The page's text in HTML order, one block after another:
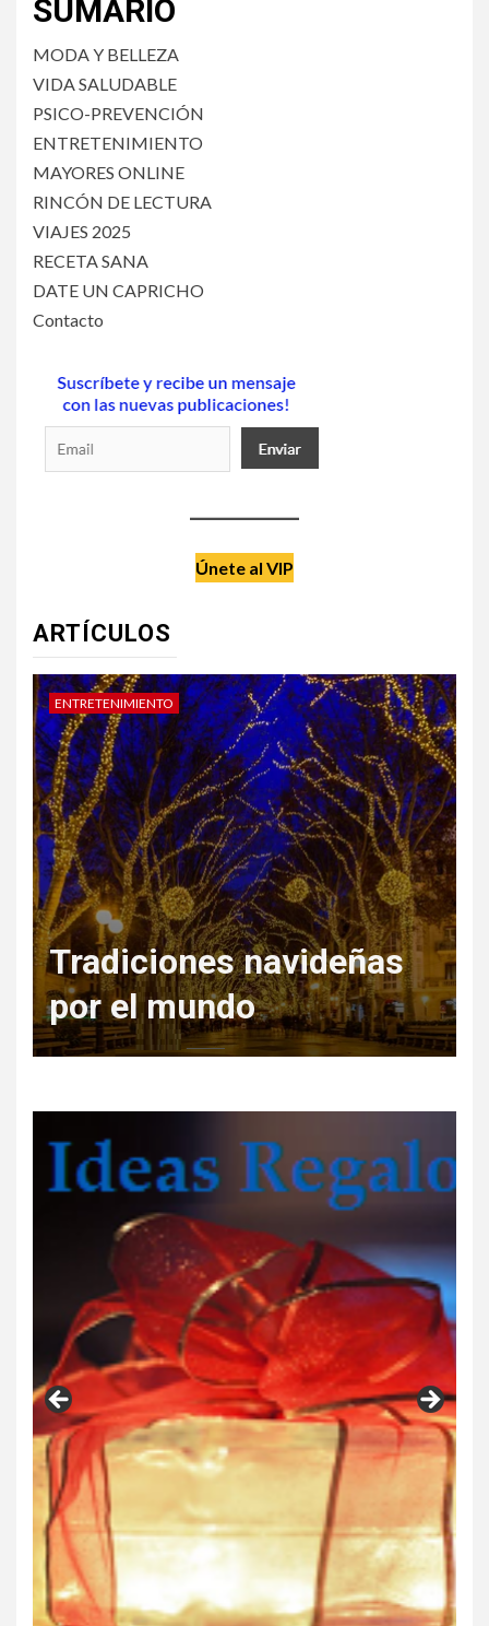
SUMARIO
MODA Y BELLEZA
VIDA SALUDABLE
PSICO-PREVENCIÓN
ENTRETENIMIENTO
MAYORES ONLINE
RINCÓN DE LECTURA
VIAJES 2025
RECETA SANA
DATE UN CAPRICHO
Contacto
Únete al VIP
ARTÍCULOS
DATE UN CAPRICHO
Regala Escapadas